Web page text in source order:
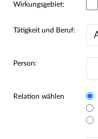
Wirkungsgebiet:
Tätigkeit und Beruf:
Person:
Relation wählen